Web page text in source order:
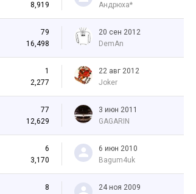
8,919
Андрюха*
79
16,498
20 сен 2012
DemAn
1
2,277
22 авг 2012
Joker
77
12,629
3 июн 2011
GAGARIN
6
3,170
6 июн 2010
Bagum4uk
8
24 ноя 2009